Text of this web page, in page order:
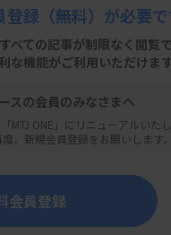
登録 （無料）が必要
べての記事が制限なく閲覧で
な機能がご利用いただけます
スの会員のみなさまへ
MTJ ONE」にリニューアルいたし
、新規会員登録をお願いします。
会員登録